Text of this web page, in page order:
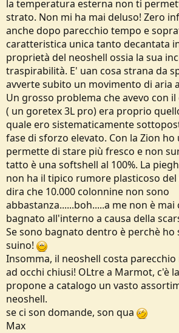
la temperatura esterna non ti
strato. Non mi ha mai deluso! Zero
anche dopo parecchio tempo e
caratteristica unica tanto decantata
proprietà del neoshell ossia la sua
traspirabilità. E' uan cosa strana da
avverte subito un movimento di aria
Un grosso problema che avevo con
( un goretex 3L pro) era proprio
quale ero sistematicamente
fase di sforzo elevato. Con la Zion ho
permette di stare più fresco e non
tatto è una softshell al 100%. La
non ha il tipico rumore plasticoso
dira che 10.000 colonnine non sono
abbastanza......boh.....a me non è
bagnato all'interno a causa della
Se sono bagnato dentro è perchè ho
suino!
Insomma, il neoshell costa
ad occhi chiusi! OLtre a Marmot, c'è
propone a catalogo un vasto
neoshell.
se ci son domande, son qua
Max